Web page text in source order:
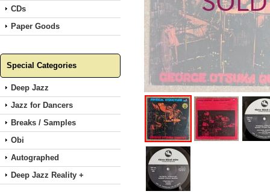
CDs
Paper Goods
Special Categories
Deep Jazz
Jazz for Dancers
Breaks / Samples
Obi
Autographed
Deep Jazz Reality +